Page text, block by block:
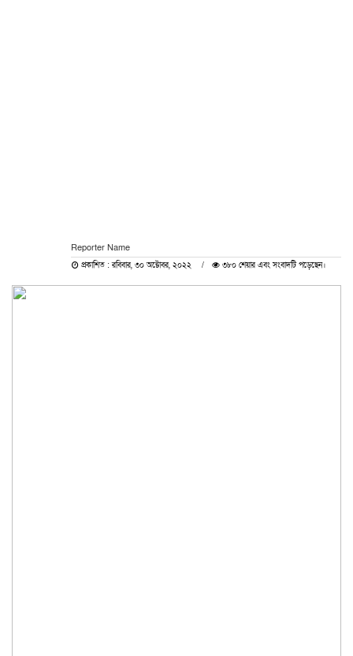
Reporter Name
প্রকাশিত : রবিবার, ৩০ অক্টোবর, ২০২২ ৩৮০ শেয়ার এবং সংবাদটি পড়েছেন।